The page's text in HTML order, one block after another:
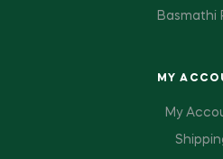
Basmathi
MY
My